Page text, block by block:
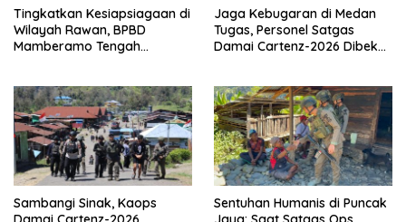
Tingkatkan Kesiapsiagaan di
Wilayah Rawan, BPBD
Mamberamo Tengah
Jaga Kebugaran di Medan
Tugas, Personel Satgas
Damai Cartenz-2026 Dibekali
Sambangi Sinak, Kaops
Sentuhan Humanis di Puncak